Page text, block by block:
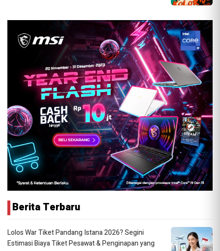
Berita Terbaru
Lolos War Tiket Pandang Istana 2026? Segini
Estimasi Biaya Tiket Pesawat & Penginapan yang